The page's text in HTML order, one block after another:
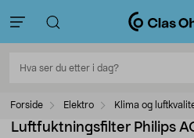
Forside Elektro Klima og
Luftfuktningsfilter Philips